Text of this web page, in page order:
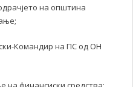
на општина
Командир на ПС од ОН